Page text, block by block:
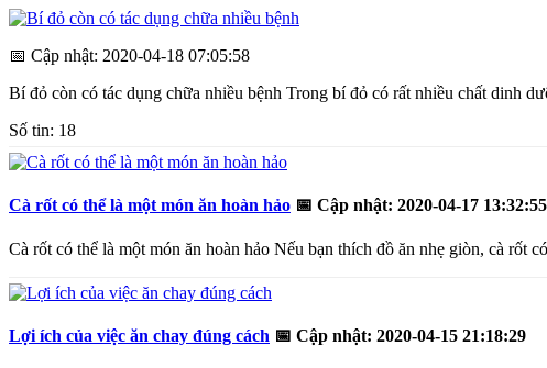
📅 Cập nhật: 2020-04-18 07:05:58
Bí đỏ còn có tác dụng chữa nhiều bệnh Trong bí đỏ có rất nhiều chất dinh
Số tin: 18
Cà rốt có thể là một món ăn hoàn hảo 📅 Cập nhật: 2020-04-17 13:32:55
Cà rốt có thể là một món ăn hoàn hảo Nếu bạn thích đồ ăn nhẹ giòn, cà rốt
Lợi ích của việc ăn chay đúng cách 📅 Cập nhật: 2020-04-15 21:18:29